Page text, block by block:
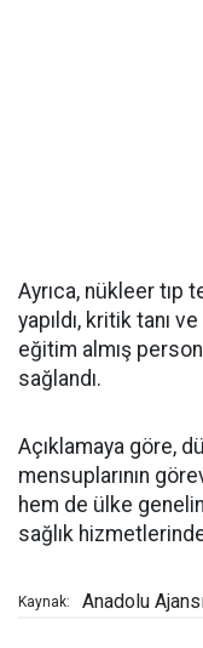
Ayrıca, nükleer tıp
yapıldı, kritik tanı
eğitim almış
sağlandı.
Açıklamaya göre,
mensuplarının
hem de ülke
sağlık
Kaynak: Anadolu